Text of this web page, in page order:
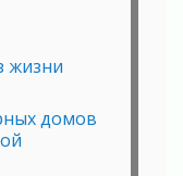
жизни
домов